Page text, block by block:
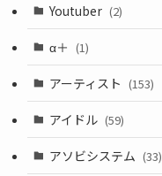
Youtuber (2)
α＋ (1)
アーティスト (153)
アイドル (59)
アソビシステム (33)